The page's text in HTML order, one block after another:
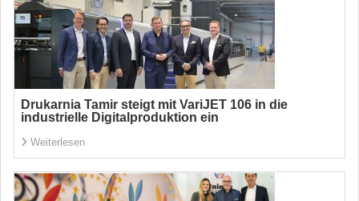
Drukarnia Tamir steigt mit VariJET 106 in die
industrielle Digitalproduktion ein
Weiterlesen